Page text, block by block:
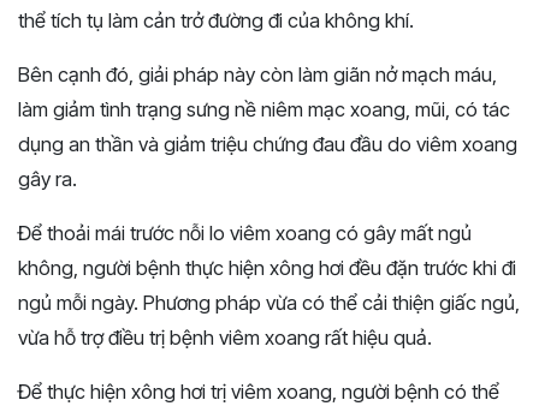
thể tích tụ làm cản trở đường đi của không khí.
Bên cạnh đó, giải pháp này còn làm giãn nở mạch máu,
làm giảm tình trạng sưng nề niêm mạc xoang, mũi, có tác
dụng an thần và giảm triệu chứng đau đầu do viêm xoang
gây ra.
Để thoải mái trước nỗi lo viêm xoang có gây mất ngủ
không, người bệnh thực hiện xông hơi đều đặn trước khi đi
ngủ mỗi ngày. Phương pháp vừa có thể cải thiện giấc ngủ,
vừa hỗ trợ điều trị bệnh viêm xoang rất hiệu quả.
Để thực hiện xông hơi trị viêm xoang, người bệnh có thể